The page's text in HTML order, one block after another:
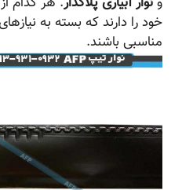
خود را دارند که بسته به
مناسبی باشند.